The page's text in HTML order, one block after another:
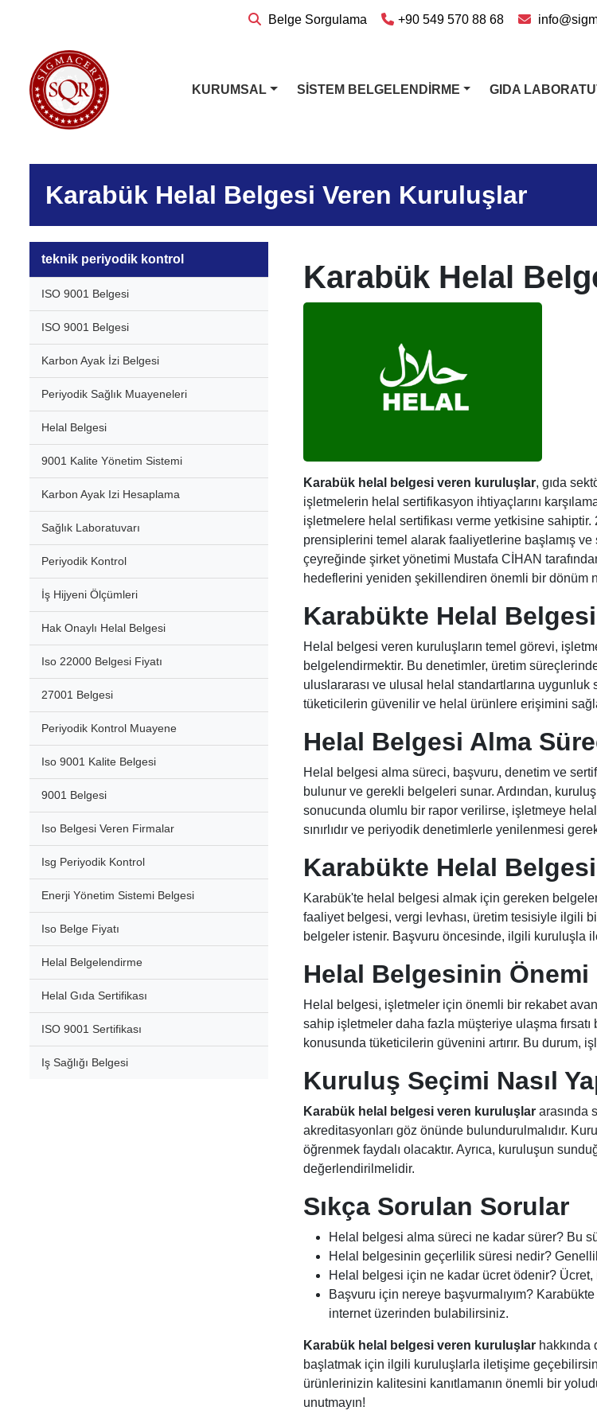
Belge Sorgulama +90 549 570 88 68
KURUMSAL SİSTEM BELGELENDİRME GIDA
Karabük Helal Belgesi Veren Kuruluşlar
teknik periyodik kontrol
ISO 9001 Belgesi
ISO 9001 Belgesi
Karbon Ayak İzi Belgesi
Periyodik Sağlık Muayeneleri
Helal Belgesi
9001 Kalite Yönetim Sistemi
Karbon Ayak Izi Hesaplama
Sağlık Laboratuvarı
Periyodik Kontrol
İş Hijyeni Ölçümleri
Hak Onaylı Helal Belgesi
Iso 22000 Belgesi Fiyatı
27001 Belgesi
Periyodik Kontrol Muayene
Iso 9001 Kalite Belgesi
9001 Belgesi
Iso Belgesi Veren Firmalar
Isg Periyodik Kontrol
Enerji Yönetim Sistemi Belgesi
Iso Belge Fiyatı
Helal Belgelendirme
Helal Gıda Sertifikası
ISO 9001 Sertifikası
Iş Sağlığı Belgesi
Karabük Helal
Karabük helal belgesi veren kuruluşlar, gıda
işletmelerin helal sertifikasyon ihtiyaçlarını
işletmelere helal sertifikası verme yetkisine
prensiplerini temel alarak faaliyetlerine başlamış ve
çeyreğinde şirket yönetimi Mustafa CİHAN
hedeflerini yeniden şekillendiren önemli bir dönüm
Karabükte Helal
Helal belgesi veren kuruluşların temel görevi,
belgelendirmektir. Bu denetimler, üretim
uluslararası ve ulusal helal standartlarına uygunluk
tüketicilerin güvenilir ve helal ürünlere erişimini
Helal Belgesi Alma
Helal belgesi alma süreci, başvuru, denetim ve
bulunur ve gerekli belgeleri sunar. Ardından,
sonucunda olumlu bir rapor verilirse, işletmeye
sınırlıdır ve periyodik denetimlerle yenilenmesi
Karabükte Helal
Karabük'te helal belgesi almak için gereken
faaliyet belgesi, vergi levhası, üretim tesisiyle ilgili
belgeler istenir. Başvuru öncesinde, ilgili kuruluşla
Helal Belgesinin Önemi
Helal belgesi, işletmeler için önemli bir rekabet
sahip işletmeler daha fazla müşteriye ulaşma
konusunda tüketicilerin güvenini artırır. Bu durum,
Kuruluş Seçimi Nasıl
Karabük helal belgesi veren kuruluşlararasında
akreditasyonları göz önünde bulundurulmalıdır.
öğrenmek faydalı olacaktır. Ayrıca, kuruluşun
değerlendirilmelidir.
Sıkça Sorulan Sorular
Helal belgesi alma süreci ne kadar sürer? Bu
Helal belgesinin geçerlilik süresi nedir?
Helal belgesi için ne kadar ücret ödenir?
Başvuru için nereye başvurmalıyım?
internet üzerinden bulabilirsiniz.
Karabük helal belgesi veren kuruluşlarhakkında
başlatmak için ilgili kuruluşlarla iletişime
ürünlerinizin kalitesini kanıtlamanın önemli bir
unutmayın!